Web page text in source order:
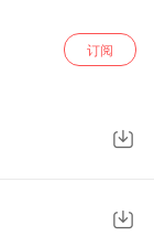
订阅